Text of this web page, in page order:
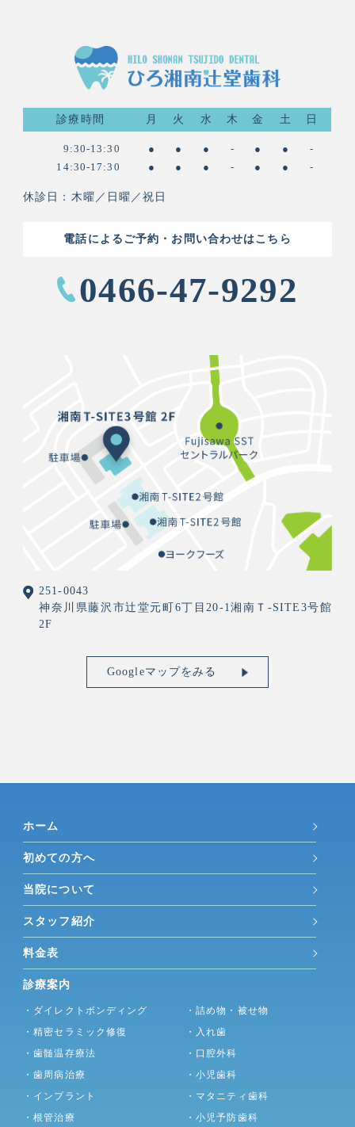
診療時間 月 火 水 木 金 土 日
9:30-13:30 ● ● ● - ● ●
-
14:30-17:30
● ● ● - ● ● -
休診日：木曜／日曜／祝日
電話によるご予約・お問い合わせはこちら
0466-47-9292
251-0043
神奈川県藤沢市辻堂元町6丁目20-1湘南Ｔ-SITE3号館
2F
Googleマップをみる
ホーム
初めての方へ
当院について
スタッフ紹介
料金表
診療案内
・ダイレクトボンディング
・精密セラミック修復
・歯髄温存療法
・歯周病治療
・インプラント
・根管治療
・詰め物・被せ物
・入れ歯
・口腔外科
・小児歯科
・マタニティ歯科
・小児予防歯科